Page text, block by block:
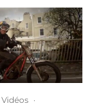
Vidéos ·